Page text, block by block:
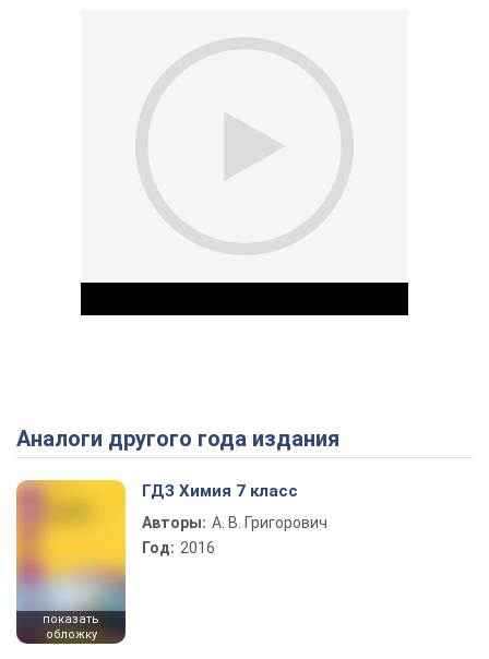
Play Video
Аналоги другого года издания
показать
обложку
ГДЗ Химия 7 класс
Авторы: А. В. Григорович
Год: 2016